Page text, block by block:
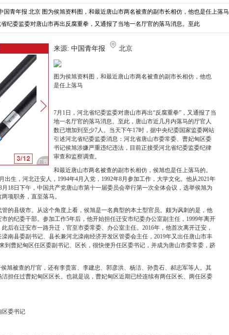
国青年报 北京 图为侯旭资料图，和最近唐山市两名被查的副市长相仿，他也是任上落马
纪委监委对唐山市再出反腐重拳，又通报了当地一名厅官的落马消息。至此
来源: 中国青年报 北京
图为侯旭资料图，和最近唐山市两名被查的副市长相仿，他也
是任上落马
7月1日，河北省纪委监委对唐山市再出“反腐重拳”，又通报了当
地一名厅官的落马消息。至此，唐山市近几月内落马的厅官人
数已增加到至少7人。当天下午17时，据中央纪委国家监委网站
引述河北省纪委监委消息：河北省唐山市委常委、曹妃甸区委
书记侯旭涉嫌严重违纪违法，目前正接受河北省纪委监委纪律
审查和监察调查。
和最近唐山市两名被查的副市长相仿，侯旭也是任上落马的。
出生，河北迁安人，1994年4月入党，1992年8月参加工作，大学文化。他从2021年
18日下午，中国共产党唐山市第十一届委员会举行第一次全体会议，选举侯旭为
项职务，直至落马。
的县级市。从这个角度上看，侯旭是一名典型的本土型官员。颇为讽刺的是，他
的纪委干部。参加工作5年后，他开始担任迁安市纪委办公室副主任，1999年离开
后在迁安市一路升迁，官至市委常委、办公室主任。2016年，他首次离开迁安，
南县委副书记、县长兼河北滦南经济开发区管委会主任，2019年又出任唐山市丰
到曹妃甸区任区委副书记、区长，很快便升任区委书记，并成为唐山市委常委，跻
旭被查的厅官，还有李贵富、李建忠、郭彦洪、杨洁、孙贵石、郝志军等人。其
担任过曹妃甸区区长。也就是说，曹妃甸区近期已经连续有两任区长、两任区委
区委书记